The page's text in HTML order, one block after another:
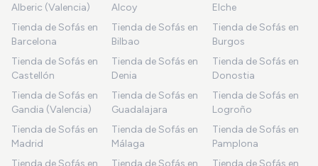
Alberic (Valencia)
Alcoy
Elche
Tienda de Sofás en
Barcelona
Tienda de Sofás en
Bilbao
Tienda de Sofás en
Burgos
Tienda de Sofás en
Castellón
Tienda de Sofás en
Denia
Tienda de Sofás en
Donostia
Tienda de Sofás en
Gandia (Valencia)
Tienda de Sofás en
Guadalajara
Tienda de Sofás en
Logroño
Tienda de Sofás en
Madrid
Tienda de Sofás en
Málaga
Tienda de Sofás en
Pamplona
Tienda de Sofás en
Tienda de Sofás en
Tienda de Sofás en